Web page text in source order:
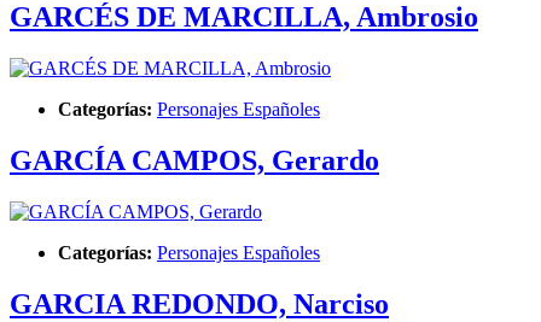
GARCÉS DE MARCILLA, Ambrosio
Categorías: Personajes Españoles
GARCÍA CAMPOS, Gerardo
Categorías: Personajes Españoles
GARCIA REDONDO, Narciso